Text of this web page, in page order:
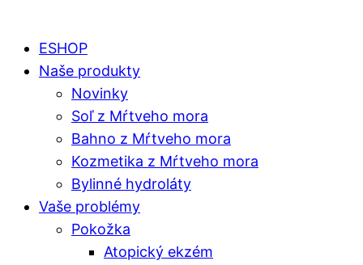
ESHOP
Naše produkty
Novinky
Soľ z Mŕtveho mora
Bahno z Mŕtveho mora
Kozmetika z Mŕtveho mora
Bylinné hydroláty
Vaše problémy
Pokožka
Atopický ekzém